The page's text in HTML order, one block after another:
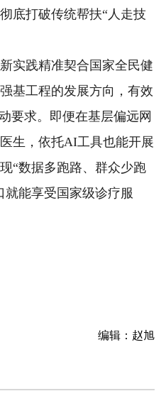
底打破传统帮扶“人走技
践精准契合国家全民健
基工程的发展方向，有效
要求。即便在基层偏远网
生，依托AI工具也能开展
“数据多跑路、群众少跑
就能享受国家级诊疗服
编辑：赵旭